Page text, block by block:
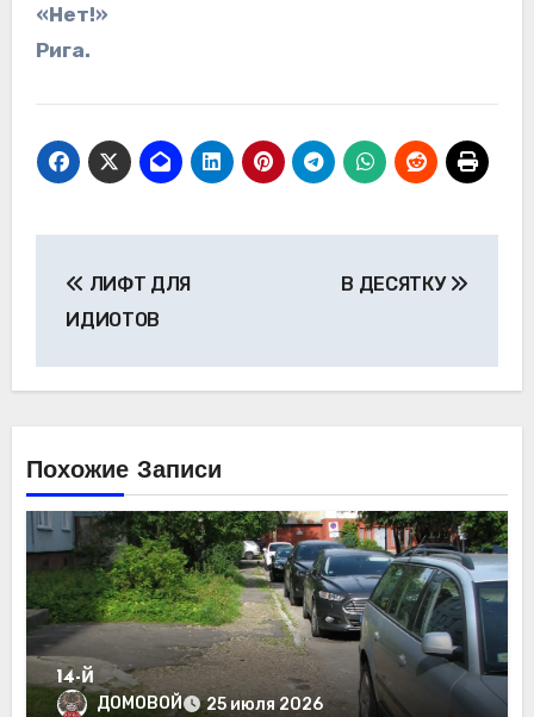
«Нет!»
Рига.
по
ЛИФТ ДЛЯ
ИДИОТОВ
В ДЕСЯТКУ
Похожие Записи
14-й
ДОМОВОЙ 25 июля 2026